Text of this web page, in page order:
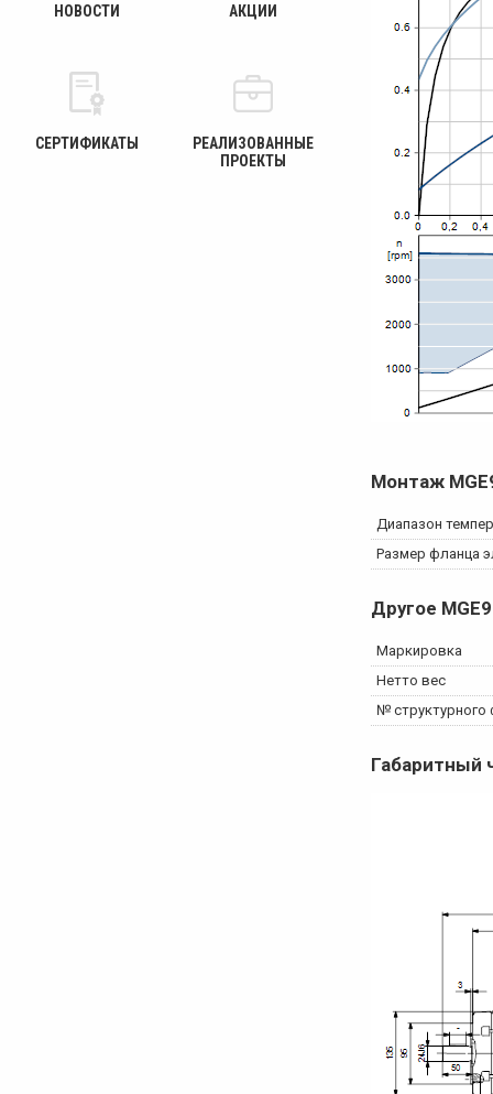
Монтаж
Диапазон
Размер фланца
Другое
Маркировка
Нетто вес
№ структурного
Габаритный
НОВОСТИ АКЦИИ
СЕРТИФИКАТЫ
РЕАЛИЗОВАННЫЕ
ПРОЕКТЫ